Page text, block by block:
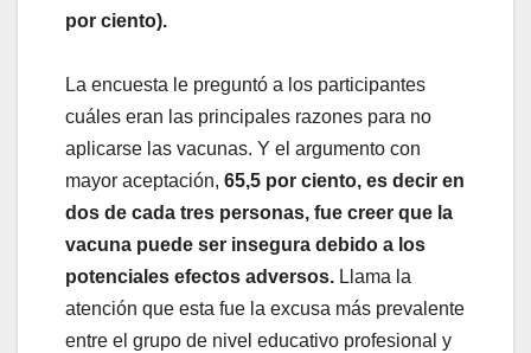
por ciento).
La encuesta le preguntó a los participantes
cuáles eran las principales razones para no
aplicarse las vacunas. Y el argumento con
mayor aceptación, 65,5 por ciento, es decir en
dos de cada tres personas, fue creer que la
vacuna puede ser insegura debido a los
potenciales efectos adversos. Llama la
atención que esta fue la excusa más prevalente
entre el grupo de nivel educativo profesional y